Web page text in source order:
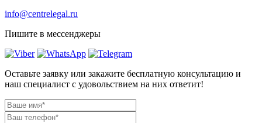
info@centrelegal.ru
Пишите в мессенджеры
Оставьте заявку или закажите бесплатную консультацию и
наш специалист с удовольствием на них ответит!